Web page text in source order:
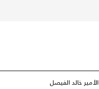
الأمير خالد الفيصل